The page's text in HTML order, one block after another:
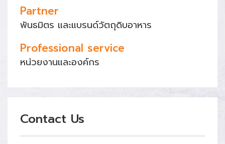
Partner
พันธมิตร และแบรนด์วัตถุดิบอาหาร
Professional service
หน่วยงานและองค์กร
Contact Us